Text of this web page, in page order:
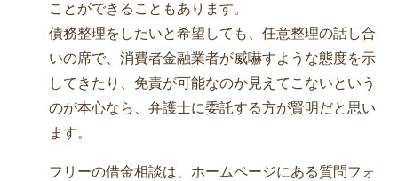
ことができることもあります。
債務整理をしたいと希望しても、任意整理の話し合
いの席で、消費者金融業者が威嚇すような態度を示
してきたり、免責が可能なのか見えてこないという
のが本心なら、弁護士に委託する方が賢明だと思い
ます。
フリーの借金相談は、ホームページにある質問フォ